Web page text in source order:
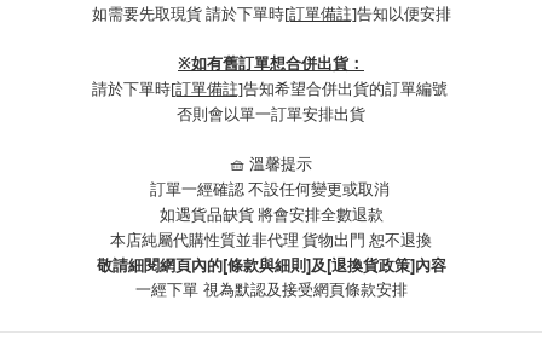
如需要先取現貨 請於下單時[訂單備註]告知以便安排
※如有舊訂單想合併出貨：
請於下單時[訂單備註]告知希望合併出貨的訂單編號
否則會以單一訂單安排出貨
🧺 溫馨提示
訂單一經確認 不設任何變更或取消
如遇貨品缺貨 將會安排全數退款
本店純屬代購性質並非代理 貨物出門 恕不退換
敬請細閱網頁內的[條款與細則]及[退換貨政策]內容
一經下單 視為默認及接受網頁條款安排